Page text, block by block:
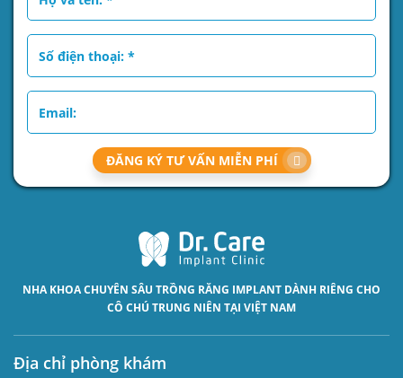
ĐĂNG KÝ TƯ VẤN MIỄN PHÍ
NHA KHOA CHUYÊN SÂU TRỒNG RĂNG IMPLANT DÀNH RIÊNG CHO
CÔ CHÚ TRUNG NIÊN TẠI VIỆT NAM
Địa chỉ phòng khám